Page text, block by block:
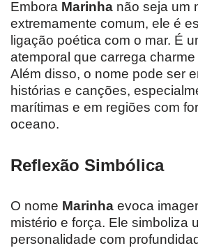
Embora Marinha não seja um
extremamente comum, ele é
ligação poética com o mar. É
atemporal que carrega
Além disso, o nome pode ser
histórias e canções,
marítimas e em regiões com
oceano.
Reflexão Simbólica
O nome Marinha evoca
mistério e força. Ele simboliza
personalidade com